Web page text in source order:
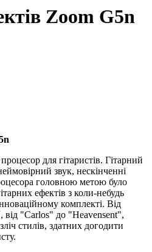
Zoom G5n
для гітаристів. Гітарний
звук, нескінченні
головною метою було
ефектів з коли-небудь
комплекті. Від
від "Carlos" до "Heavensent",
стилів, здатних догодити